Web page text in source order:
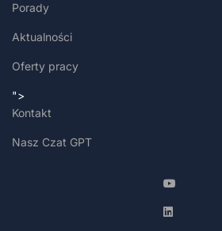
Porady
Aktualności
Oferty pracy
">
Kontakt
Nasz Czat GPT